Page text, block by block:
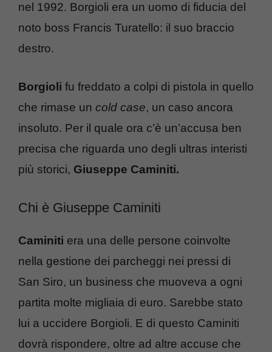
nel 1992. Borgioli era un uomo di fiducia del
noto boss Francis Turatello: il suo braccio
destro.
Borgioli fu freddato a colpi di pistola in quello
che rimase un cold case, un caso ancora
insoluto. Per il quale ora c’è un’accusa ben
precisa che riguarda uno degli ultras interisti
più storici, Giuseppe Caminiti.
Chi è Giuseppe Caminiti
Caminiti era una delle persone coinvolte
nella gestione dei parcheggi nei pressi di
San Siro, un business che muoveva a ogni
partita molte migliaia di euro. Sarebbe stato
lui a uccidere Borgioli. E di questo Caminiti
dovrà rispondere, oltre ad altre accuse che